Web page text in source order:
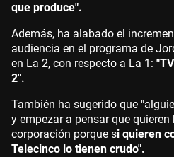
que produce".
Además, ha alabado el
audiencia en el programa de
en La 2, con respecto a La 1:
2".
También ha sugerido que
y empezar a pensar que
corporación porque si quieren
Telecinco lo tienen crudo".